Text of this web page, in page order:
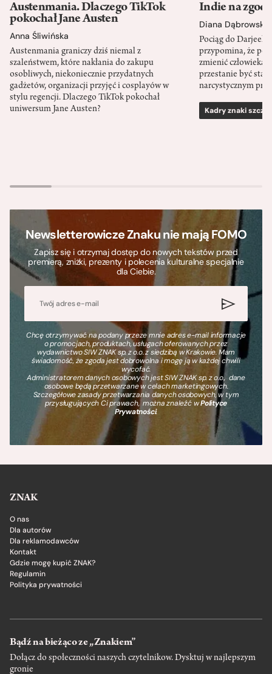
Austenmania. Dlaczego TikTok
pokochał Jane Austen
Anna Śliwińska
Austenmania graniczy dziś niemal z
szaleństwem, które nakłania do zakupu
osobliwych, niekoniecznie przydatnych
gadżetów, organizacji przyjęć i cosplayów w
stylu regencji. Dlaczego TikTok pokochał
uniwersum Jane Austen?
Indie na
Diana Dąbrowska
Pociąg do
przypomina, że
zmienić człowieka
przestanie być
narcystycznym
Kadry znaki
Newsletterowicze Znaku nie mają FOMO
Zapisz się i otrzymaj dostęp do nowych tekstów przed
premierą, zniżki, prezenty i polecenia kulturalne specjalnie
dla Ciebie.
Chcę otrzymywać na podany przeze mnie adres e-mail informacje
o promocjach, produktach, usługach oferowanych przez
wydawnictwo SIW ZNAK sp. z o.o. z siedzibą w Krakowie. Mam
świadomość, że zgoda jest dobrowolna i mogę ją w każdej chwili
wycofać.
Administratorem danych osobowych jest SIW ZNAK sp. z o.o., dane
osobowe będą przetwarzane w celach marketingowych.
Szczegółowe zasady przetwarzania danych osobowych, w tym
przysługujących Ci prawach, można znaleźć wPolityce
Prywatności.
ZNAK
O nas
Dla autorów
Dla reklamodawców
Kontakt
Gdzie mogę kupić ZNAK?
Regulamin
Polityka prywatności
Bądź na bieżąco ze „Znakiem”
Dołącz do społeczności naszych czytelnikow. Dysktuj w najlepszym
gronie